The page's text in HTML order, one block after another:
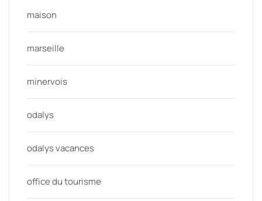
maison
marseille
minervois
odalys
odalys vacances
office du tourisme